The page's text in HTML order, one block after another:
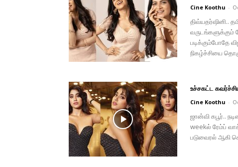
Cine Koothu -
திவ்யதர்ஷினி..
வருடங்களுக்கும்
படிக்கும்போதே
நிகழ்ச்சியை
உச்சகட்ட
Cine Koothu -
ஜான்வி கபூர்..
weekல் ரேம்ப்
படுவைரல் ஆகி